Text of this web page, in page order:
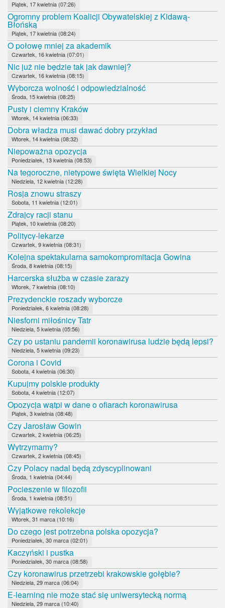
Piątek, 17 kwietnia (07:26)
Ogromny problem Koalicji Obywatelskiej z Kidawą-
Błońską
Piątek, 17 kwietnia (08:24)
O połowę mniej za akademik
Czwartek, 16 kwietnia (07:01)
Nic już nie będzie tak jak dawniej?
Czwartek, 16 kwietnia (08:15)
Wyborcza wolność i odpowiedzialność
Środa, 15 kwietnia (08:25)
Pusty i ciemny Kraków
Wtorek, 14 kwietnia (06:33)
Dobra władza musi dawać dobry przykład
Wtorek, 14 kwietnia (08:32)
Niepoważna opozycja
Poniedziałek, 13 kwietnia (08:53)
Na tegoroczne, nietypowe święta Wielkiej Nocy
Niedziela, 12 kwietnia (12:28)
Rosja znowu straszy
Sobota, 11 kwietnia (12:01)
Zdrajcy racji stanu
Piątek, 10 kwietnia (08:20)
Politycy-lekarze
Czwartek, 9 kwietnia (08:31)
Kolejna spektakularna samokompromitacja Gowina
Środa, 8 kwietnia (08:15)
Harcerska służba w czasie zarazy
Wtorek, 7 kwietnia (08:10)
Prezydenckie roszady wyborcze
Poniedziałek, 6 kwietnia (08:28)
Niesforni miłośnicy Tatr
Niedziela, 5 kwietnia (05:56)
Czy po ustaniu pandemii koronawirusa ludzie będą lepsi?
Niedziela, 5 kwietnia (09:23)
Corona i Covid
Sobota, 4 kwietnia (06:30)
Kupujmy polskie produkty
Sobota, 4 kwietnia (12:07)
Opozycja wątpi w dane o ofiarach koronawirusa
Piątek, 3 kwietnia (08:48)
Czy Jarosław Gowin
Czwartek, 2 kwietnia (06:25)
Wytrzymamy?
Czwartek, 2 kwietnia (08:45)
Czy Polacy nadal będą zdyscyplinowani
Środa, 1 kwietnia (04:44)
Pocieszenie w filozofii
Środa, 1 kwietnia (08:51)
Wyjątkowe rekolekcje
Wtorek, 31 marca (10:16)
Do czego jest potrzebna polska opozycja?
Poniedziałek, 30 marca (02:01)
Kaczyński i pustka
Poniedziałek, 30 marca (08:58)
Czy koronawirus przetrzebi krakowskie gołębie?
Niedziela, 29 marca (06:04)
E-learning nie może stać się uniwersytecką normą
Niedziela, 29 marca (10:40)